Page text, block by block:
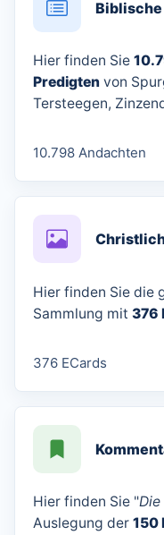
Biblische
Hier finden Sie
Predigten von
Tersteegen,
10.798 Andachten
Hier finden Sie die
Sammlung mit 376
376 ECards
Hier finden Sie "
Auslegung der 150